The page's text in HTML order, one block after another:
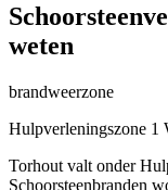
weten
brandweerzone
Hulpverleningszone 1
Torhout valt onder
Schoorsteenbranden